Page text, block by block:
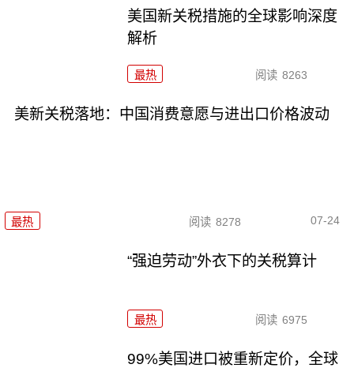
美国新关税措施的全球影响深度
解析
最热 阅读 8263
美新关税落地：中国消费意愿与进出口价格波动
最热 阅读 8278 07-24
“强迫劳动”外衣下的关税算计
最热 阅读 6975
99%美国进口被重新定价，全球